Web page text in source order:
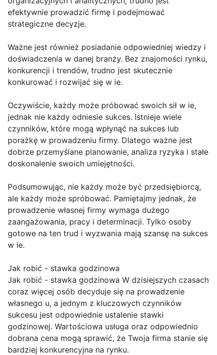
efektywnie prowadzić firmę i podejmować
strategiczne decyzje.
Ważne jest również posiadanie odpowiedniej wiedzy i
doświadczenia w danej branży. Bez znajomości rynku,
konkurencji i trendów, trudno jest skutecznie
konkurować i rozwijać się w ie.
Oczywiście, każdy może próbować swoich sił w ie,
jednak nie każdy odniesie sukces. Istnieje wiele
czynników, które mogą wpłynąć na sukces lub
porażkę w prowadzeniu firmy. Dlatego ważne jest
dobrze przemyślane planowanie, analiza ryzyka i stałe
doskonalenie swoich umiejętności.
Podsumowując, nie każdy może być przedsiębiorcą,
ale każdy może spróbować. Pamiętajmy jednak, że
prowadzenie własnej firmy wymaga dużego
zaangażowania, pracy i determinacji. Tylko osoby
gotowe na ten trud i wyzwania mają szansę na sukces
w ie.
Jak robić - stawka godzinowa
Jak robić - stawka godzinowa W dzisiejszych czasach
coraz więcej osób decyduje się na prowadzenie
własnego u, a jednym z kluczowych czynników
sukcesu jest odpowiednie ustalenie stawki
godzinowej. Wartościowa usługa oraz odpowiednio
dobrana cena mogą sprawić, że Twoja firma stanie się
bardziej konkurencyjna na rynku.